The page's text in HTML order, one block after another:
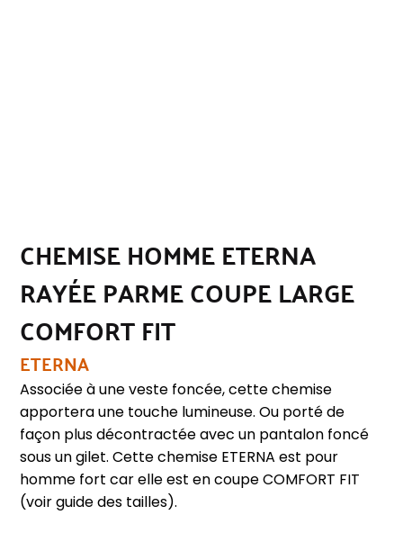
CHEMISE HOMME ETERNA
RAYÉE PARME COUPE LARGE
COMFORT FIT
ETERNA
Associée à une veste foncée, cette chemise
apportera une touche lumineuse. Ou porté de
façon plus décontractée avec un pantalon foncé
sous un gilet. Cette chemise ETERNA est pour
homme fort car elle est en coupe COMFORT FIT
(voir guide des tailles).